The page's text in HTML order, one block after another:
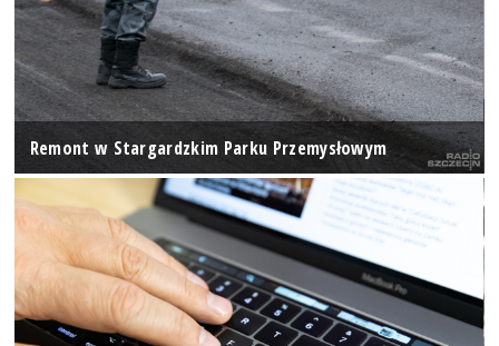
Remont w Stargardzkim Parku Przemysłowym